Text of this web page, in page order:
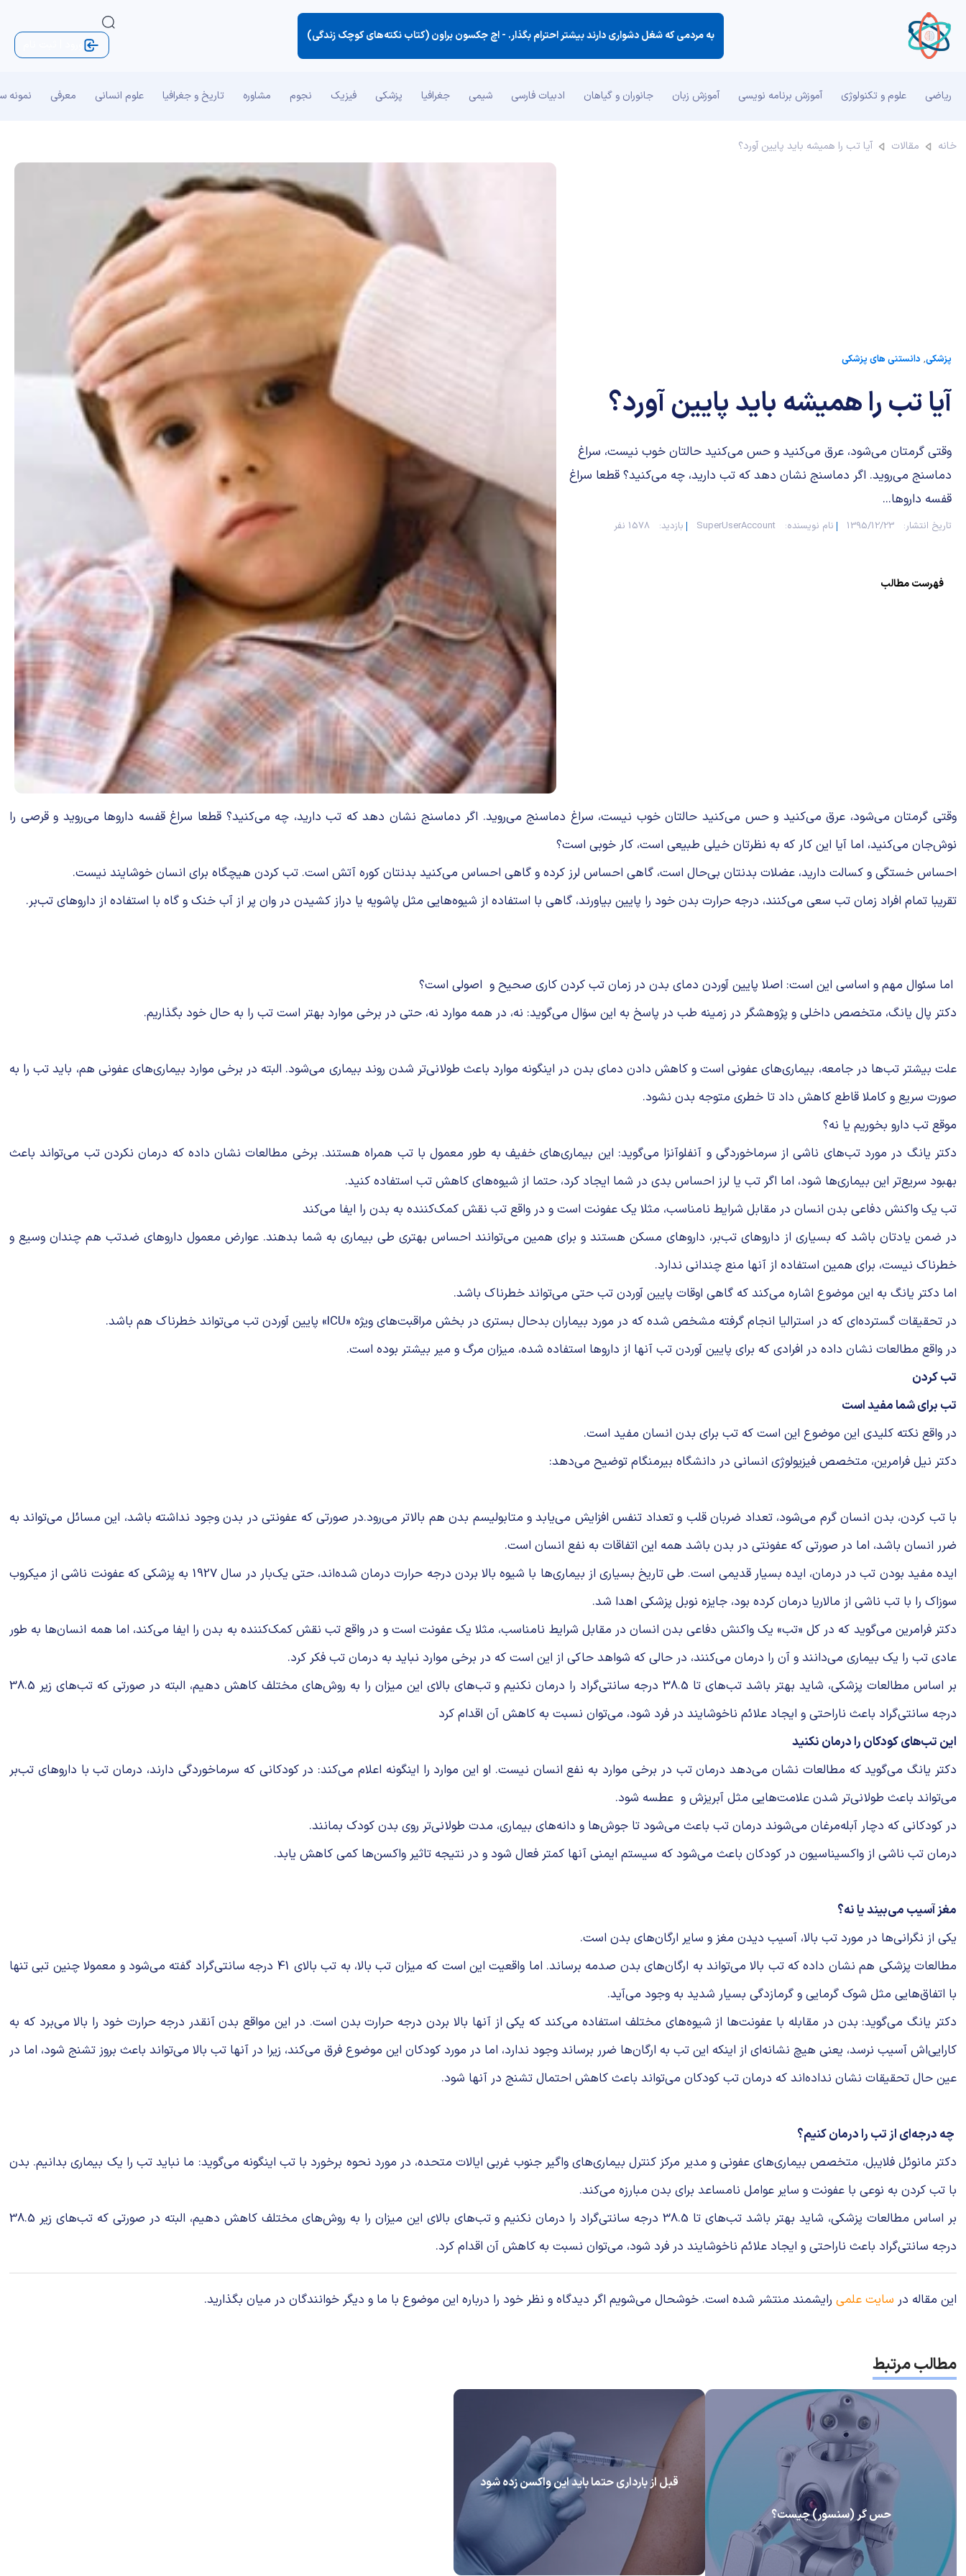
به مردمی كه شغل دشواری دارند بیشتر احترام بگذار. -اچ جکسون براون (کتاب نکته‌های کوچک زندگی)
ریاضی علوم و تکنولوژی آموزش برنامه نویسی آموزش زبان جانوران و گیاهان ادبیات فارسی شیمی جغرافیا پزشکی فیزیک نجوم مشاوره تاریخ و جغرافیا علوم انسانی معرفی نمونه
خانه مقالات آیا تب را همیشه باید پایین آورد؟
پزشکی, دانستنی های پزشکی
آیا تب را همیشه باید پایین آورد؟
وقتی گرمتان می‌شود، عرق می‌کنید و حس می‌کنید حالتان خوب نیست، سراغ
دماسنج می‌روید. اگر دماسنج نشان دهد که تب دارید، چه می‌کنید؟ قطعا سراغ
قفسه داروها...
تاریخ انتشار: 1395/12/23 نام نویسنده: SuperUserAccount بازدید: 1578 نفر
فهرست مطالب
وقتی گرمتان می‌شود، عرق می‌کنید و حس می‌کنید حالتان خوب نیست، سراغ دماسنج می‌روید. اگر دماسنج نشان دهد که تب دارید، چه می‌کنید؟ قطعا سراغ قفسه داروها می‌روید و قرصی را
نوش‌جان می‌کنید، اما آیا این کار که به نظرتان خیلی طبیعی است، کار خوبی است؟
احساس خستگی و کسالت دارید، عضلات بدنتان بی‌حال است، گاهی احساس لرز کرده و گاهی احساس می‌کنید بدنتان کوره آتش است. تب کردن هیچگاه برای انسان خوشایند نیست.
تقریبا تمام افراد زمان تب سعی می‌کنند، درجه حرارت بدن خود را پایین بیاورند، گاهی با استفاده از شیوه‌هایی مثل پاشویه یا دراز کشیدن در وان پر از آب خنک و گاه با استفاده از داروهای تب‌بر.
اما سئوال مهم و اساسی این است: اصلا پایین آوردن دمای بدن در زمان تب کردن کاری صحیح و اصولی است؟
دکتر پال یانگ، متخصص داخلی و پژوهشگر در زمینه طب در پاسخ به این سۆال می‌گوید: نه، در همه موارد نه، حتی در برخی موارد بهتر است تب را به حال خود بگذاریم.
علت بیشتر تب‌ها در جامعه، بیماری‌های عفونی است و کاهش دادن دمای بدن در اینگونه موارد باعث طولانی‌تر شدن روند بیماری می‌شود. البته در برخی موارد بیماری‌های عفونی هم، باید تب را به
صورت سریع و کاملا قاطع کاهش داد تا خطری متوجه بدن‌ نشود.
موقع تب دارو بخوریم یا نه؟
دکتر یانگ در مورد تب‌های ناشی از سرماخوردگی و آنفلوآنزا می‌گوید: این بیماری‌های خفیف به طور معمول با تب همراه هستند. برخی مطالعات نشان داده که درمان نکردن تب می‌تواند باعث
بهبود سریع‌تر این بیماری‌‌ها شود، اما اگر تب یا لرز احساس بدی در شما ایجاد کرد، حتما از شیوه‌های کاهش تب استفاده کنید.
تب یک واکنش دفاعی بدن انسان در مقابل شرایط نامناسب، مثلا یک عفونت است و در واقع تب نقش کمک‌کننده به بدن را ایفا می‌کند
در ضمن یادتان باشد که بسیاری از داروهای تب‌بر، داروهای مسکن هستند و برای همین می‌توانند احساس بهتری طی بیماری به شما بدهند. عوارض معمول داروهای ضدتب هم چندان وسیع و
خطرناک نیست، برای همین استفاده از آنها منع چندانی ندارد.
اما دکتر یانگ به این موضوع اشاره می‌کند که گاهی اوقات پایین آوردن تب حتی می‌تواند خطرناک باشد.
در تحقیقات گسترده‌ای که در استرالیا انجام گرفته مشخص شده که در مورد بیماران بدحال بستری در بخش مراقبت‌های ویژه «ICU» پایین آوردن تب می‌تواند خطرناک هم باشد.
در واقع مطالعات نشان داده در افرادی که برای پایین آوردن تب آنها از داروها استفاده شده، میزان مرگ و میر بیشتر بوده است.
تب کردن
تب برای شما مفید است
در واقع نکته کلیدی این موضوع این است که تب برای بدن انسان مفید است.
دکتر نیل فرامرین، متخصص فیزیولوژی انسانی در دانشگاه بیرمنگام توضیح می‌دهد:
با تب کردن، بدن انسان گرم می‌شود، تعداد ضربان قلب و تعداد تنفس افزایش می‌یابد و متابولیسم بدن هم بالاتر می‌رود.در صورتی که عفونتی در بدن وجود نداشته باشد، این مسائل می‌تواند به
ضرر انسان باشد، اما در صورتی که عفونتی در بدن باشد همه این اتفاقات به نفع انسان است.
ایده مفید بودن تب در درمان، ایده بسیار قدیمی است. طی تاریخ بسیاری از بیماری‌ها با شیوه بالا بردن درجه حرارت درمان شده‌اند، حتی یک‌بار در سال 1927 به پزشکی که عفونت ناشی از میکروب
سوزاک را با تب ناشی از مالاریا درمان کرده بود، جایزه نوبل پزشکی اهدا شد.
دکتر فرامرین می‌گوید که در کل «تب» یک واکنش دفاعی بدن انسان در مقابل شرایط نامناسب، مثلا یک عفونت است و در واقع تب نقش کمک‌کننده به بدن را ایفا می‌کند، اما همه انسان‌ها به طور
عادی تب را یک بیماری می‌دانند و آن را درمان می‌کنند، در حالی که شواهد حاکی از این است که در برخی موارد نباید به درمان تب فکر کرد.
بر اساس مطالعات پزشکی، شاید بهتر باشد تب‌های تا 38.5 درجه سانتی‌گراد را درمان نکنیم و تب‌های بالای این میزان را به روش‌های مختلف کاهش دهیم، البته در صورتی که تب‌های زیر 38.5
درجه سانتی‌گراد باعث ناراحتی و ایجاد علائم ناخوشایند در فرد شود، می‌توان نسبت به کاهش آن اقدام کرد
این تب‌های کودکان را درمان نکنید
دکتر یانگ می‌گوید که مطالعات نشان می‌دهد درمان تب در برخی موارد به نفع انسان نیست. او این موارد را اینگونه اعلام می‌کند: در کودکانی که سرماخوردگی دارند، درمان تب با داروهای تب‌بر
می‌تواند باعث طولانی‌تر شدن علامت‌هایی مثل آبریزش و عطسه شود.
در کودکانی که دچار آبله‌مرغان می‌شوند درمان تب باعث می‌شود تا جو‌‌ش‌ها و دانه‌های بیماری، مدت طولانی‌تر روی بدن کودک بمانند.
درمان تب ناشی از واکسیناسیون در کودکان باعث می‌شود که سیستم ایمنی آنها کمتر فعال شود و در نتیجه تاثیر واکسن‌ها کمی کاهش یابد.
مغز آسیب می‌بیند یا نه؟
یکی از نگرانی‌ها در مورد تب بالا، آسیب دیدن مغز و سایر ارگان‌های بدن است.
مطالعات پزشکی هم نشان داده که تب بالا می‌تواند به ارگان‌های بدن صدمه برساند. اما واقعیت این است که میزان تب بالا، به تب بالای 41 درجه سانتی‌گراد گفته می‌شود و معمولا چنین تبی تنها
با اتفاق‌هایی مثل شوک گرمایی و گرمازدگی بسیار شدید به وجود می‌آید.
دکتر یانگ می‌گوید: بدن در مقابله با عفونت‌ها از شیوه‌های مختلف استفاده می‌کند که یکی از آنها بالا بردن درجه حرارت بدن است. در این مواقع بدن آنقدر درجه حرارت خود را بالا می‌برد که به
کارایی‌اش آسیب نرسد، یعنی هیچ نشانه‌ای از اینکه این تب به ارگان‌ها ضرر برساند وجود ندارد، اما در مورد کودکان این موضوع فرق می‌کند، زیرا در آنها تب بالا می‌تواند باعث بروز تشنج شود، اما در
عین حال تحقیقات نشان نداده‌اند که درمان تب کودکان می‌تواند باعث کاهش احتمال تشنج در آنها شود.
چه درجه‌ای از تب را درمان کنیم؟
دکتر مانوئل فلایبل، متخصص بیماری‌های عفونی و مدیر مرکز کنترل بیماری‌های واگیر جنوب غربی ایالات متحده، در مورد نحوه برخورد با تب اینگونه می‌گوید: ما نباید تب را یک بیماری بدانیم. بدن
با تب کردن به نوعی با عفونت و سایر عوامل نامساعد برای بدن مبارزه می‌کند.
بر اساس مطالعات پزشکی، شاید بهتر باشد تب‌های تا 38.5 درجه سانتی‌گراد را درمان نکنیم و تب‌های بالای این میزان را به روش‌های مختلف کاهش دهیم، البته در صورتی که تب‌های زیر 38.5
درجه سانتی‌گراد باعث ناراحتی و ایجاد علائم ناخوشایند در فرد شود، می‌توان نسبت به کاهش آن اقدام کرد.
این مقاله در سایت علمی رایشمند منتشر شده است. خوشحال می‌شویم اگر دیدگاه و نظر خود را درباره این موضوع با ما و دیگر خوانندگان در میان بگذارید.
مطالب مرتبط
حس گر (سنسور) چیست؟
قبل از بارداری حتما باید این واکسن زده شود